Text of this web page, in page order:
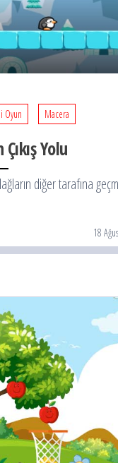
Oyun Macera
Yolu
diğer tarafına
18